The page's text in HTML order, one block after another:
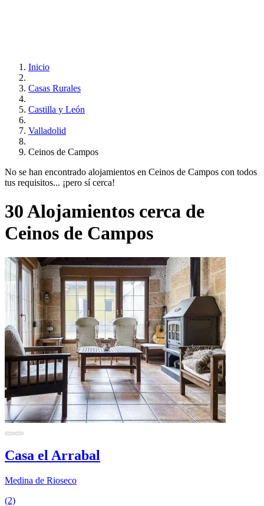
Inicio
Casas Rurales
Castilla y León
Valladolid
Ceinos de Campos
No se han encontrado alojamientos en Ceinos de Campos con todos
tus requisitos... ¡pero sí cerca!
30 Alojamientos cerca de
Ceinos de Campos
Casa el Arrabal
Medina de Rioseco
(2)